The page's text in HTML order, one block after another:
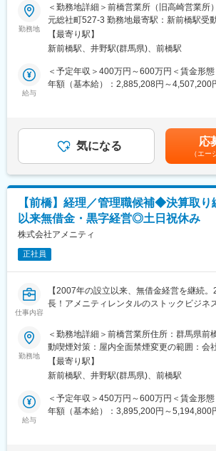
極的に形にできる風土があります。
■教育体制
OJTを中心に先輩スタッフが丁寧に指導し
務に取り組めます。
完全週休2日制（土日祝休み）、年間休日
な働き方が可能です。
最新技術導入と働きやすさを両立し、個々
です。
変更の範囲：会社の定める業務
を図るため、このたび新たな仲間をお迎え
た。
■業務詳細：
病院や介護施設に向けて、入院・入所時に
日用品などをレンタルできる「アメニティ
提案する営業です。ニーズに応じて、人材
献性も高く、今後の高齢化社会において成
です。 また、病院や介護施設の業務軽減に
様、利用者様へのサービス向上に直結する
■キャリアアップについて：
本人の頑張りを昇給、昇格にて評価される
た、事業拡大に伴い、新規の営業所も出店
エリアを管理する責任者などのポストがあ
アップが見込めます。 ※実際に入社4年前後
社の方もいらっしゃいます。
■会社情報：
当社は入院中に必要となるアメニティ(パジ
品）をレンタルするアメニティサポートシ
レンタルだけでなく、病院・介護施設内で
ご利用者への提供・回収・請求まで全て弊
す。そのため医療・介護施設の業務負担の
ットがあります。拠点は北海道から九州ま
変更の範囲：会社の定める業務
勤務地
＜勤務地詳細＞前橋営業所（旧高崎営業所
元総社町527-3 勤務地最寄駅：新前橋駅受
禁煙変更の範囲：会社の定める事業所
【最寄り駅】
新前橋駅、井野駅(群馬県)、前橋駅
給与
＜予定年収＞400万円～600万円＜賃金形
年額（基本給）：2,885,208円～4,507,200
無＞有＜残業手当＞有＜給与補足＞※経験
を考慮するため上下する可能性があります
10月/売上実績だけでなく取り組み姿勢や
評価も重視）・年収例：370-480万円(主
万円(係長/入社3-5年)賃金はあくまでも目
通じて上下する可能性があります。月給(月
表記です。
気になる 応
（エー
【前橋】経理／管理職候補◆決算取
以来無借金・黒字経営◎土日祝休み
株式会社アメニティ
正社員
仕事内容
【2007年の設立以来、無借金経営を継続
長！アメニティレンタルのストックビジネ
を図るため、このたび新たな仲間をお迎え
た。
■業務詳細：
病院や介護施設に向けて、入院・入所時に
日用品などをレンタルできる「アメニティ
提案する営業です。ニーズに応じて、人材
勤務地
＜勤務地詳細＞前橋営業所住所：群馬県前
動喫煙対策：屋内全面禁煙変更の範囲：会
【最寄り駅】
新前橋駅、井野駅(群馬県)、前橋駅
給与
＜予定年収＞450万円～600万円＜賃金形
年額（基本給）：3,895,200円～5,194,800